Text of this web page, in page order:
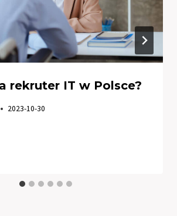
rekruter IT w Polsce?
2023-10-30